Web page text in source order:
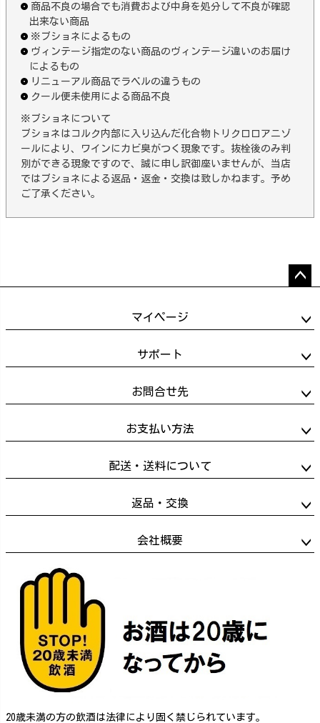
商品不良の場合でも消費および中身を処分して不良が確認
出来ない商品
※ブショネによるもの
ヴィンテージ指定のない商品のヴィンテージ違いのお届け
によるもの
リニューアル商品でラベルの違うもの
クール便未使用による商品不良
※ブショネについて
ブショネはコルク内部に入り込んだ化合物トリクロロアニゾ
ールにより、ワインにカビ臭がつく現象です。抜栓後のみ判
別ができる現象ですので、誠に申し訳御座いませんが、当店
ではブショネによる返品・返金・交換は致しかねます。予め
ご了承ください。
ップ
マイページ
サポート
お問合せ先
お支払い方法
配送・送料について
返品・交換
会社概要
20歳未満の方の飲酒は法律により固く禁じられています。